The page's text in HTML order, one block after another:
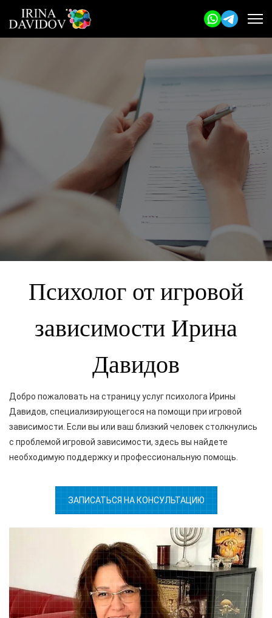
Психолог от игровой
зависимости Ирина
Давидов
Добро пожаловать на страницу услуг психолога Ирины
Давидов, специализирующегося на помощи при игровой
зависимости. Если вы или ваш близкий человек столкнулись
с проблемой игровой зависимости, здесь вы найдете
необходимую поддержку и профессиональную помощь.
ЗАПИСАТЬСЯ НА КОНСУЛЬТАЦИЮ